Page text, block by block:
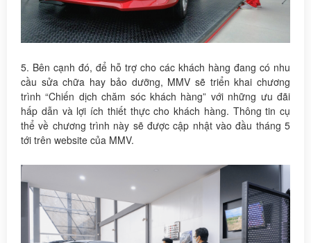
5. Bên cạnh đó, để hỗ trợ cho các khách hàng đang có nhu
cầu sửa chữa hay bảo dưỡng, MMV sẽ triển khai chương
trình “Chiến dịch chăm sóc khách hàng” với những ưu đãi
hấp dẫn và lợi ích thiết thực cho khách hàng. Thông tin cụ
thể về chương trình này sẽ được cập nhật vào đầu tháng 5
tới trên website của MMV.